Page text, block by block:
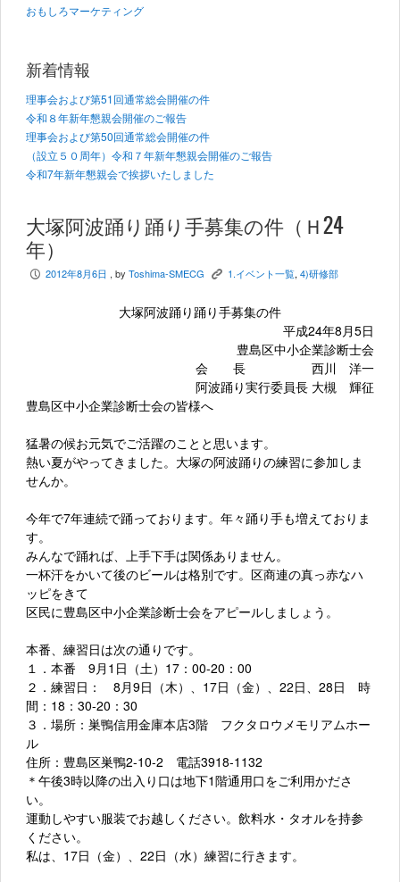
おもしろマーケティング
新着情報
理事会および第51回通常総会開催の件
令和８年新年懇親会開催のご報告
理事会および第50回通常総会開催の件
（設立５０周年）令和７年新年懇親会開催のご報告
令和7年新年懇親会で挨拶いたしました
大塚阿波踊り踊り手募集の件（Ｈ24
年）
P 2012年8月6日 , by Toshima-SMECG K 1.イベント一覧, 4)研修部
大塚阿波踊り踊り手募集の件
平成24年8月5日
豊島区中小企業診断士会
会 長 西川 洋一
阿波踊り実行委員長 大槻 輝征
豊島区中小企業診断士会の皆様へ
猛暑の候お元気でご活躍のことと思います。
熱い夏がやってきました。大塚の阿波踊りの練習に参加しま
せんか。
今年で7年連続で踊っております。年々踊り手も増えておりま
す。
みんなで踊れば、上手下手は関係ありません。
一杯汗をかいて後のビールは格別です。区商連の真っ赤なハ
ッピをきて
区民に豊島区中小企業診断士会をアピールしましょう。
本番、練習日は次の通りです。
１．本番 9月1日（土）17：00-20：00
２．練習日： 8月9日（木）、17日（金）、22日、28日 時
間：18：30-20：30
３．場所：巣鴨信用金庫本店3階 フクタロウメモリアムホー
ル
住所：豊島区巣鴨2-10-2 電話3918-1132
＊午後3時以降の出入り口は地下1階通用口をご利用かださ
い。
運動しやすい服装でお越しください。飲料水・タオルを持参
ください。
私は、17日（金）、22日（水）練習に行きます。